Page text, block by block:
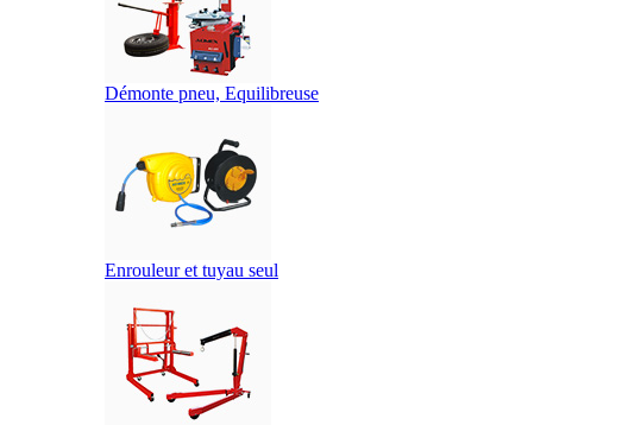
Démonte pneu, Equilibreuse
Enrouleur et tuyau seul